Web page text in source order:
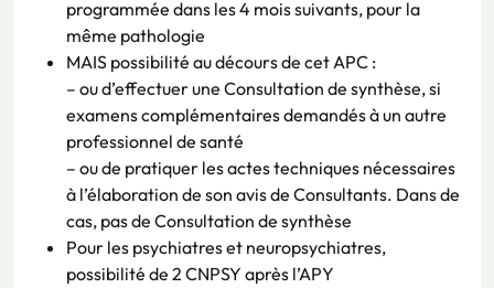
programmée dans les 4 mois suivants, pour la
même pathologie
MAIS possibilité au décours de cet APC :
– ou d’effectuer une Consultation de synthèse, si
examens complémentaires demandés à un autre
professionnel de santé
– ou de pratiquer les actes techniques nécessaires
à l’élaboration de son avis de Consultants. Dans de
cas, pas de Consultation de synthèse
Pour les psychiatres et neuropsychiatres,
possibilité de 2 CNPSY après l’APY